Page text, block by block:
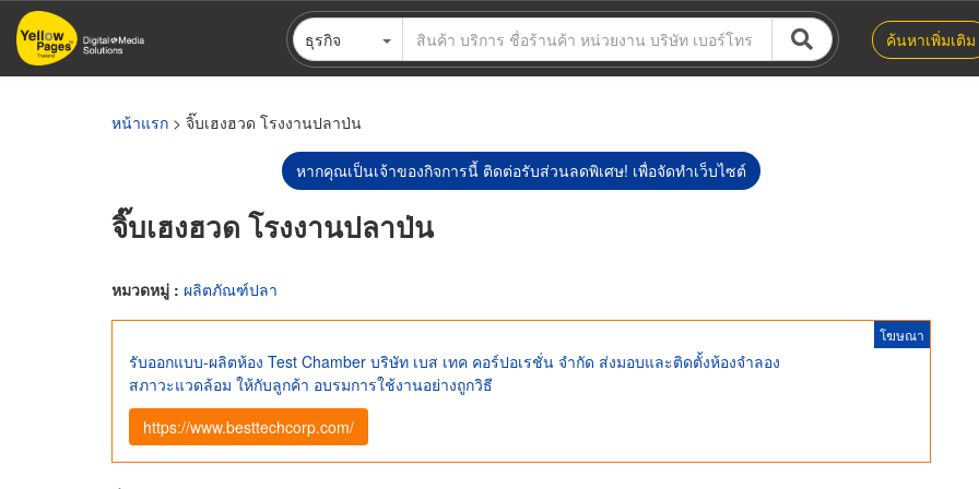
ข้าม
ไป
ธุรกิจ ค้นหาเพิ่มเติม
หน้าแรก > จิ๊บเฮงฮวด โรงงานปลาป่น
หากคุณเป็นเจ้าของกิจการนี้ ติดต่อรับส่วนลดพิเศษ! เพื่อจัดทำเว็บไซต์
จิ๊บเฮงฮวด โรงงานปลาป่น
หมวดหมู่ : ผลิตภัณฑ์ปลา
โฆษณา
รับออกแบบ-ผลิตห้อง Test Chamber บริษัท เบส เทค คอร์ปอเรชั่น จำกัด ส่งมอบและติดตั้งห้องจำลอง
สภาวะแวดล้อม ให้กับลูกค้า อบรมการใช้งานอย่างถูกวิธี
https://www.besttechcorp.com/